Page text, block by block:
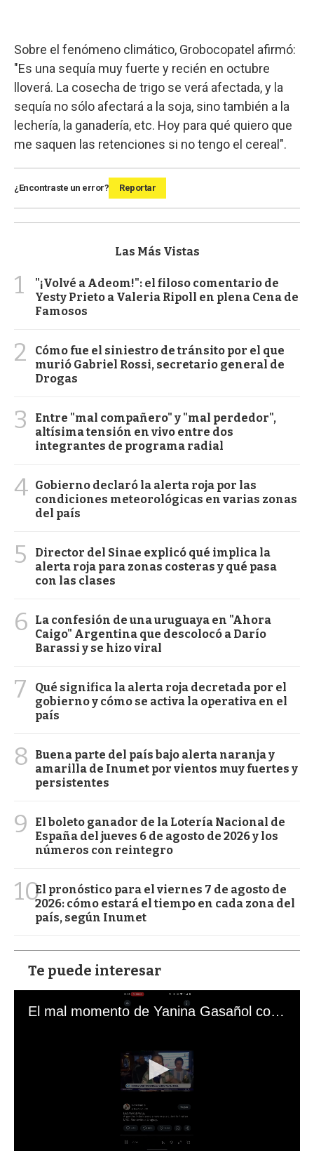
Sobre el fenómeno climático, Grobocopatel afirmó:
"Es una sequía muy fuerte y recién en octubre
lloverá. La cosecha de trigo se verá afectada, y la
sequía no sólo afectará a la soja, sino también a la
lechería, la ganadería, etc. Hoy para qué quiero que
me saquen las retenciones si no tengo el cereal".
¿Encontraste un error? Reportar
Las Más Vistas
1
"¡Volvé a Adeom!": el filoso comentario de
Yesty Prieto a Valeria Ripoll en plena Cena de
Famosos
2
Cómo fue el siniestro de tránsito por el que
murió Gabriel Rossi, secretario general de
Drogas
3
Entre "mal compañero" y "mal perdedor",
altísima tensión en vivo entre dos
integrantes de programa radial
4 Gobierno declaró la alerta roja por las
condiciones meteorológicas en varias zonas
del país
5
Director del Sinae explicó qué implica la
alerta roja para zonas costeras y qué pasa
con las clases
6
La confesión de una uruguaya en "Ahora
Caigo" Argentina que descolocó a Darío
Barassi y se hizo viral
7
Qué significa la alerta roja decretada por el
gobierno y cómo se activa la operativa en el
país
8
Buena parte del país bajo alerta naranja y
amarilla de Inumet por vientos muy fuertes y
persistentes
9
El boleto ganador de la Lotería Nacional de
España del jueves 6 de agosto de 2026 y los
números con reintegro
10El pronóstico para el viernes 7 de agosto de
2026: cómo estará el tiempo en cada zona del
país, según Inumet
Te puede interesar
El mal momento de Yanina Gasañol con un hincha argentino en "Subrayado"